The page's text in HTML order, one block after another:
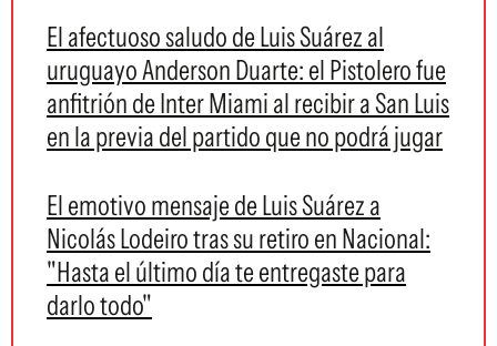
El afectuoso saludo de Luis Suárez al
uruguayo Anderson Duarte: el Pistolero fue
anfitrión de Inter Miami al recibir a San Luis
en la previa del partido que no podrá jugar
El emotivo mensaje de Luis Suárez a
Nicolás Lodeiro tras su retiro en Nacional:
"Hasta el último día te entregaste para
darlo todo"